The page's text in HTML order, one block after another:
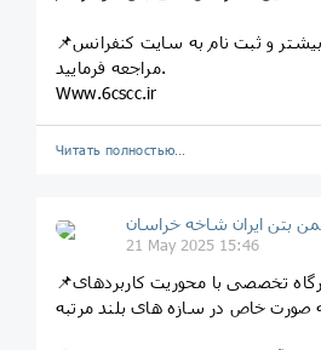
📌جهت کسب اطلاعات بیشتر و ثبت نام به سایت کنفرانس
مراجعه فرمایید.
Www.6cscc.ir
Читать полностью…
بتن ایران شاخه خراسان
21 May 2025 15:46
📌سخنرانی کلیدی و کارگاه تخصصی با محوریت کاربردهای
صورت خاص در سازه های بلند مرتبه